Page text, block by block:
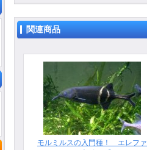
関連商品
モルミルスの入門種！ エレファ